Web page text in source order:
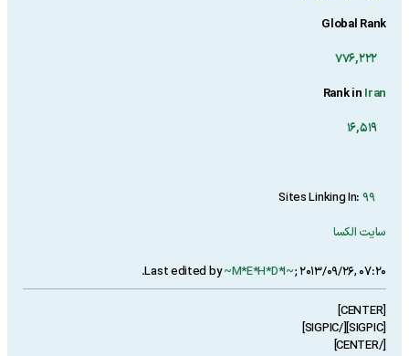
Global Rank
776,222
Rank in Iran
16,519
Sites Linking In:
99
سایت الکسا
Last edited by~M*E*H*D*I~;2013/09/26, 07:20
.
[CENTER]
[SIGPIC][/SIGPIC]
[/CENTER]